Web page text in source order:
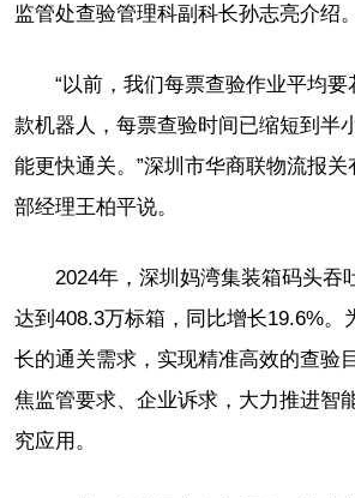
监管处查验管理科副科长孙志亮介绍。
“以前，我们每票查验作业平均
款机器人，每票查验时间已缩短到半
能更快通关。”深圳市华商联物流报
部经理王柏平说。
2024年，深圳妈湾集装箱码头吞
达到408.3万标箱，同比增长19.6%。
长的通关需求，实现精准高效的查验
焦监管要求、企业诉求，大力推进智
究应用。